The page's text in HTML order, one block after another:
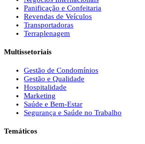
Panificação e Confeitaria
Revendas de Veículos
Transportadoras
Terraplenagem
Multissetoriais
Gestão de Condomínios
Gestão e Qualidade
Hospitalidade
Marketing
Saúde e Bem-Estar
Segurança e Saúde no Trabalho
Temáticos